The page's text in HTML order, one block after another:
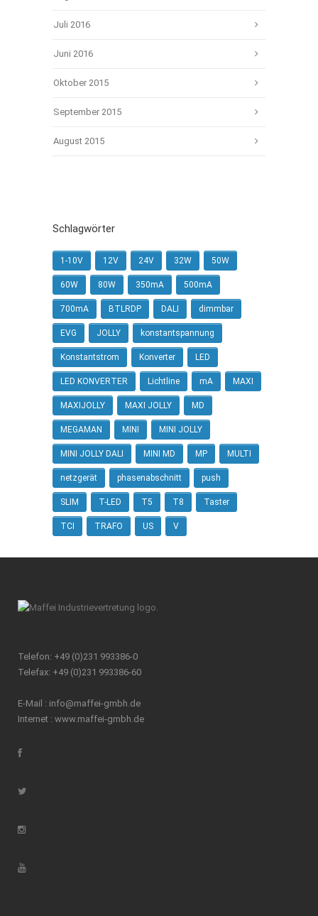
Juli 2016
Juni 2016
Oktober 2015
September 2015
August 2015
Schlagwörter
1-10V 12V 24V 32W 50W
60W 80W 350mA 500mA
700mA BTLRDP DALI dimmbar
EVG JOLLY konstantspannung
Konstantstrom Konverter LED
LED KONVERTER Lichtline mA MAXI
MAXIJOLLY MAXI JOLLY MD
MEGAMAN MINI MINI JOLLY
MINI JOLLY DALI MINI MD MP MULTI
netzgerät phasenabschnitt push
SLIM T-LED T5 T8 Taster
TCI TRAFO US V
Telefon: +49 (0)231 993386-0
Telefax: +49 (0)231 993386-60
E-Mail : info@maffei-gmbh.de
Internet : www.maffei-gmbh.de